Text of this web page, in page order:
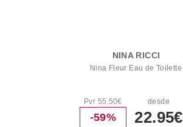
NINA RICCI
Nina Fleur Eau de Toilette
Pvr 55.50€
-59%
desde
22.95€